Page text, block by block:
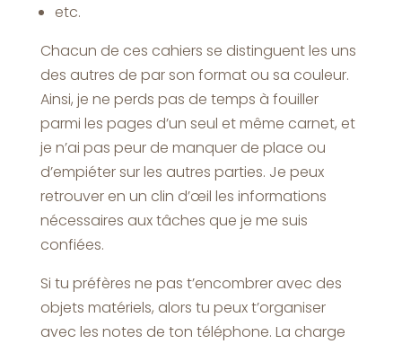
etc.
Chacun de ces cahiers se distinguent les uns
des autres de par son format ou sa couleur.
Ainsi, je ne perds pas de temps à fouiller
parmi les pages d’un seul et même carnet, et
je n’ai pas peur de manquer de place ou
d’empiéter sur les autres parties. Je peux
retrouver en un clin d’œil les informations
nécessaires aux tâches que je me suis
confiées.
Si tu préfères ne pas t’encombrer avec des
objets matériels, alors tu peux t’organiser
avec les notes de ton téléphone. La charge